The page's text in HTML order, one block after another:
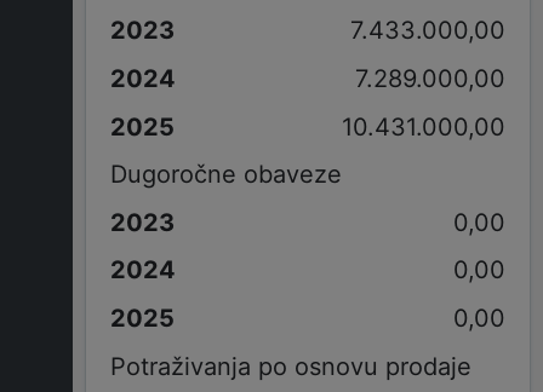
7.433.000,00
7.289.000,00
10.431.000,00
Dugoročne obaveze
0,00
0,00
0,00
Potraživanja po osnovu prodaje